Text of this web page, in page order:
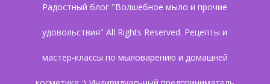
Радостный блог "Волшебное мыло и прочие
удовольствия" All Rights Reserved. Рецепты и
мастер-классы по мыловарению и домашней